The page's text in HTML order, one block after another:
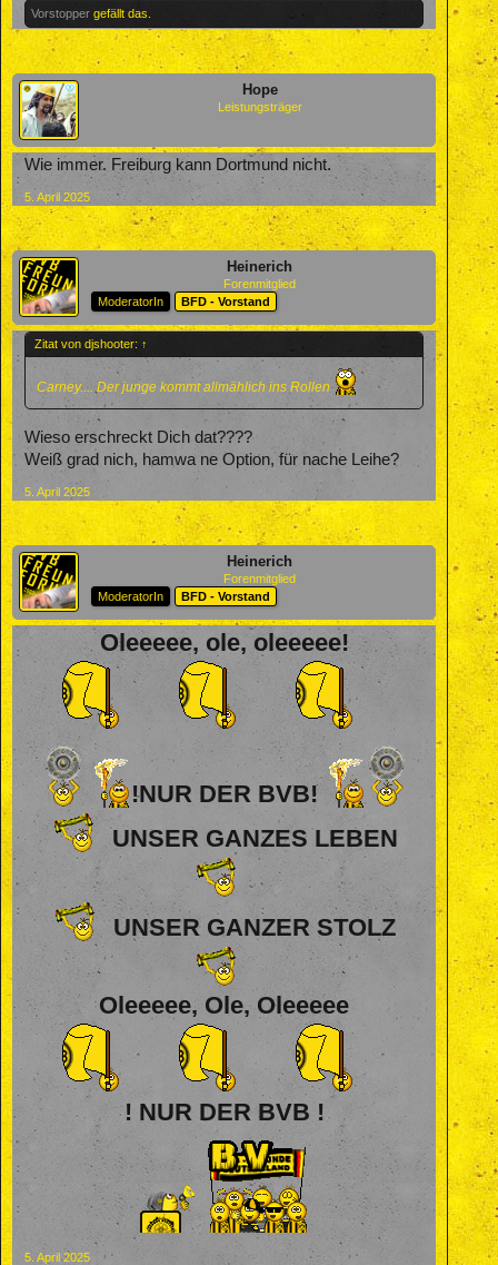
Vorstopper gefällt das.
Hope
Leistungsträger
Wie immer. Freiburg kann Dortmund nicht.
5. April 2025
Heinerich
Forenmitglied
ModeratorIn
BFD - Vorstand
Zitat von djshooter: ↑
Carney.... Der junge kommt allmählich ins Rollen
Wieso erschreckt Dich dat????
Weiß grad nich, hamwa ne Option, für nache Leihe?
5. April 2025
Heinerich
Forenmitglied
ModeratorIn
BFD - Vorstand
Oleeeee, ole, oleeeee!
!NUR DER BVB!
UNSER GANZES LEBEN
UNSER GANZER STOLZ
Oleeeee, Ole, Oleeeee
! NUR DER BVB !
5. April 2025